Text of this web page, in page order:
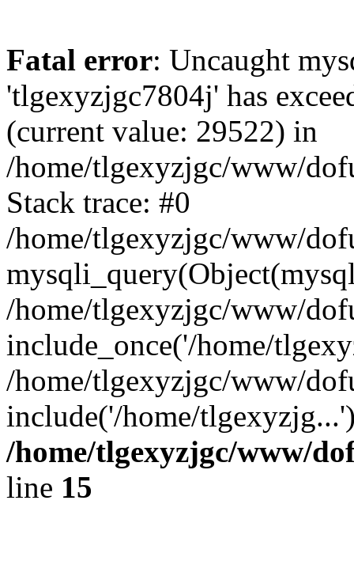
Fatal error: Uncaught
'tlgexyzjgc7804j' has
(current value: 29522) in
/home/tlgexyzjgc/www/
Stack trace: #0
/home/tlgexyzjgc/www/
/home/tlgexyzjgc/www/
include_once('/home/
/home/tlgexyzjgc/www/
include('/home/
/home/tlgexyzjgc/www/
line 15